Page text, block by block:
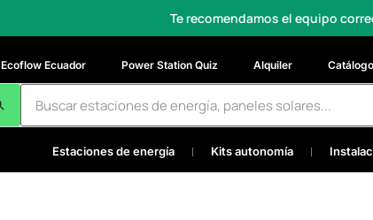
Te recomendamos el equipo correcto
Ecoflow Ecuador Power Station Quiz Alquiler Catálogo
Estaciones de energía Kits autonomía